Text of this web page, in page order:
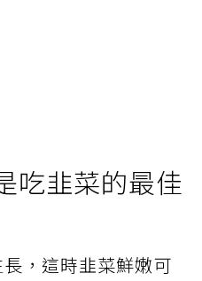
吃韭菜的最佳
，這時韭菜鮮嫩可